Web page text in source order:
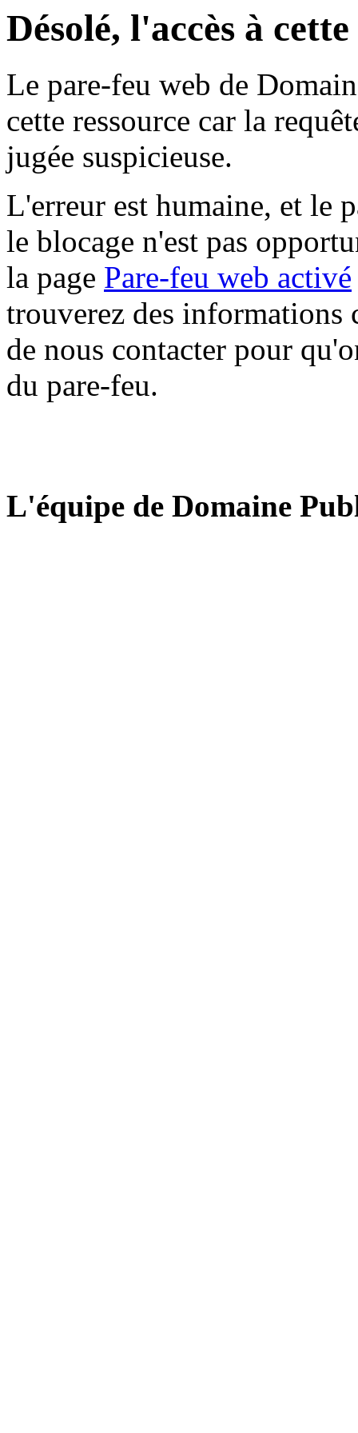
Désolé, l'accès à
Le pare-feu web de
cette ressource car la
jugée suspicieuse.
L'erreur est humaine, et le
le blocage n'est pas
la page Pare-feu web activé
trouverez des informations
de nous contacter pour
du pare-feu.
L'équipe de Domaine